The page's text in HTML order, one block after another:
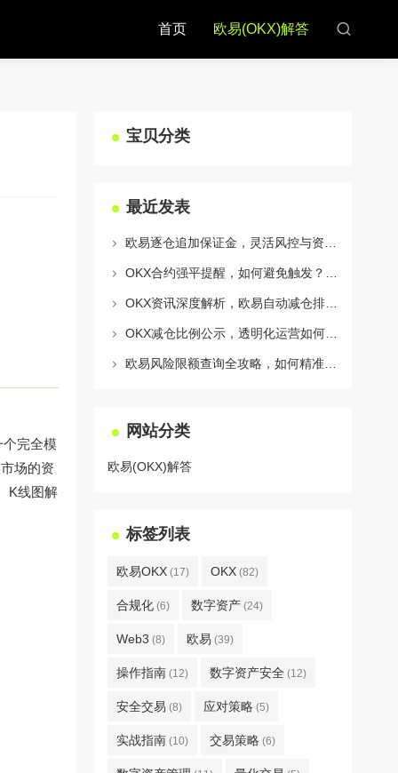
首页 欧易(OKX)解答
完全模
场的资
K线图解
宝贝分类
最近发表
网站分类
欧易(OKX)解答
标签列表
欧易OKX (17) OKX (82)
合规化 (6) 数字资产 (24)
Web3 (8) 欧易 (39)
操作指南 (12) 数字资产安全 (12)
安全交易 (8) 应对策略 (5)
实战指南 (10) 交易策略 (6)